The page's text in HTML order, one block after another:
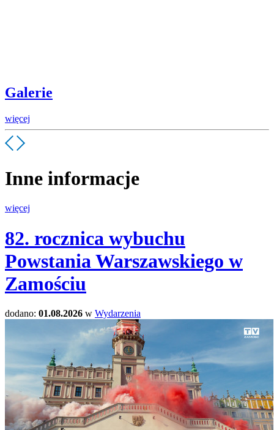
Galerie
więcej
Inne informacje
więcej
82. rocznica wybuchu
Powstania Warszawskiego w
Zamościu
dodano: 01.08.2026 w Wydarzenia